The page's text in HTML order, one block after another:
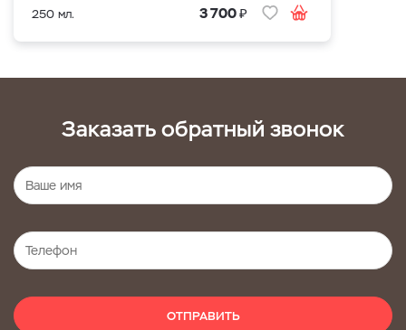
250 мл. 3 700₽
Заказать обратный звонок
ОТПРАВИТЬ